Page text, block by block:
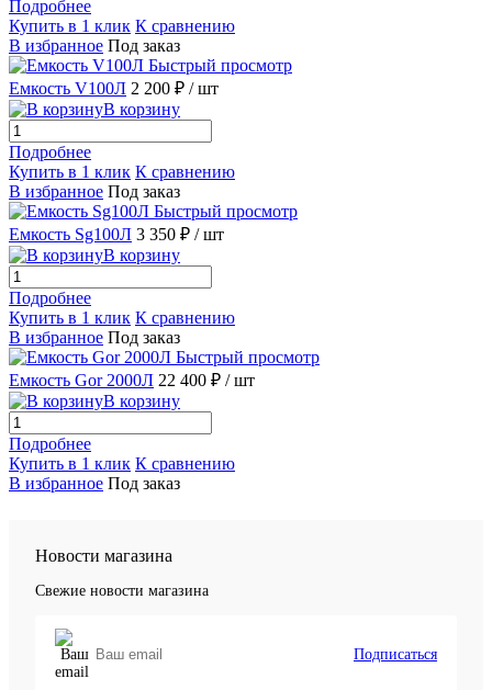
Подробнее
Купить в 1 клик К сравнению
В избранное Под заказ
Быстрый просмотр
Емкость V100Л 2 200 ₽ / шт
В корзину
Подробнее
Купить в 1 клик К сравнению
В избранное Под заказ
Быстрый просмотр
Емкость Sg100Л 3 350 ₽ / шт
В корзину
Подробнее
Купить в 1 клик К сравнению
В избранное Под заказ
Быстрый просмотр
Емкость Gor 2000Л 22 400 ₽ / шт
В корзину
Подробнее
Купить в 1 клик К сравнению
В избранное Под заказ
Новости магазина
Свежие новости магазина
Подписаться